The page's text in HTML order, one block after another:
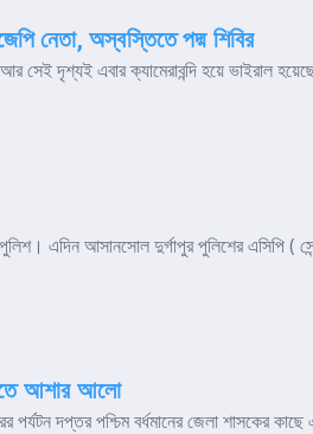
নেতা, অস্বস্তিতে পদ্ম শিবির
সেই দৃশ্যই এবার ক্যামেরাবন্দি হয়ে ভাইরাল
এদিন আসানসোল দুর্গাপুর পুলিশের এসিপি (
আশার আলো
দপ্তর পশ্চিম বর্ধমানের জেলা শাসকের কাছে